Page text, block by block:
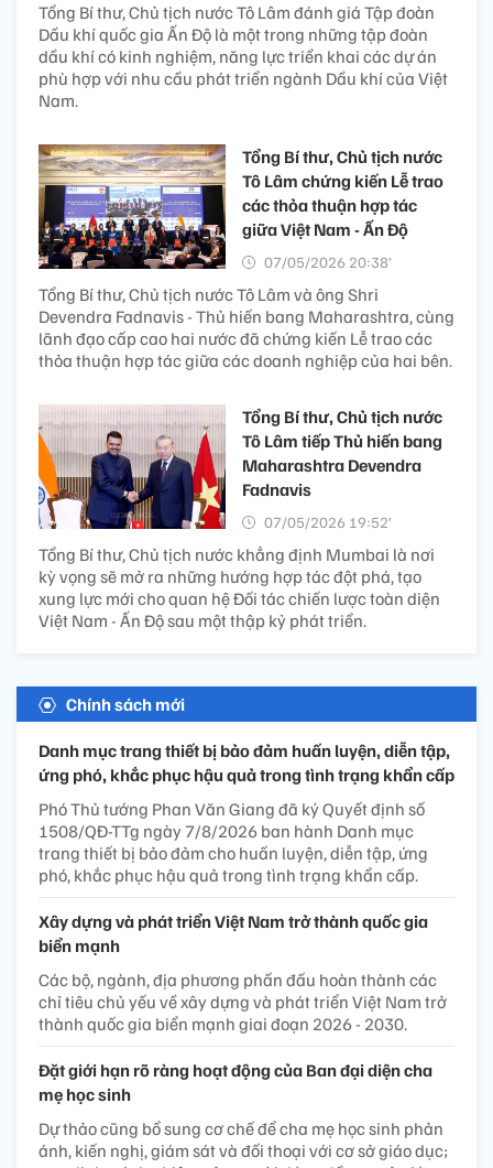
Tổng Bí thư, Chủ tịch nước Tô Lâm đánh giá Tập đoàn
Dầu khí quốc gia Ấn Độ là một trong những tập đoàn
dầu khí có kinh nghiệm, năng lực triển khai các dự án
phù hợp với nhu cầu phát triển ngành Dầu khí của Việt
Nam.
Tổng Bí thư, Chủ tịch nước
Tô Lâm chứng kiến Lễ trao
các thỏa thuận hợp tác
giữa Việt Nam - Ấn Độ
07/05/2026 20:38’
Tổng Bí thư, Chủ tịch nước Tô Lâm và ông Shri
Devendra Fadnavis - Thủ hiến bang Maharashtra, cùng
lãnh đạo cấp cao hai nước đã chứng kiến Lễ trao các
thỏa thuận hợp tác giữa các doanh nghiệp của hai bên.
Tổng Bí thư, Chủ tịch nước
Tô Lâm tiếp Thủ hiến bang
Maharashtra Devendra
Fadnavis
07/05/2026 19:52’
Tổng Bí thư, Chủ tịch nước khẳng định Mumbai là nơi
kỳ vọng sẽ mở ra những hướng hợp tác đột phá, tạo
xung lực mới cho quan hệ Đối tác chiến lược toàn diện
Việt Nam - Ấn Độ sau một thập kỷ phát triển.
Chính sách mới
Danh mục trang thiết bị bảo đảm huấn luyện, diễn tập,
ứng phó, khắc phục hậu quả trong tình trạng khẩn cấp
Phó Thủ tướng Phan Văn Giang đã ký Quyết định số
1508/QĐ-TTg ngày 7/8/2026 ban hành Danh mục
trang thiết bị bảo đảm cho huấn luyện, diễn tập, ứng
phó, khắc phục hậu quả trong tình trạng khẩn cấp.
Xây dựng và phát triển Việt Nam trở thành quốc gia
biển mạnh
Các bộ, ngành, địa phương phấn đấu hoàn thành các
chỉ tiêu chủ yếu về xây dựng và phát triển Việt Nam trở
thành quốc gia biển mạnh giai đoạn 2026 - 2030.
Đặt giới hạn rõ ràng hoạt động của Ban đại diện cha
mẹ học sinh
Dự thảo cũng bổ sung cơ chế để cha mẹ học sinh phản
ánh, kiến nghị, giám sát và đối thoại với cơ sở giáo dục;